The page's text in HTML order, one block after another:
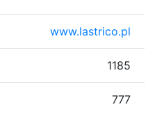
www.lastrico.pl
1185
777